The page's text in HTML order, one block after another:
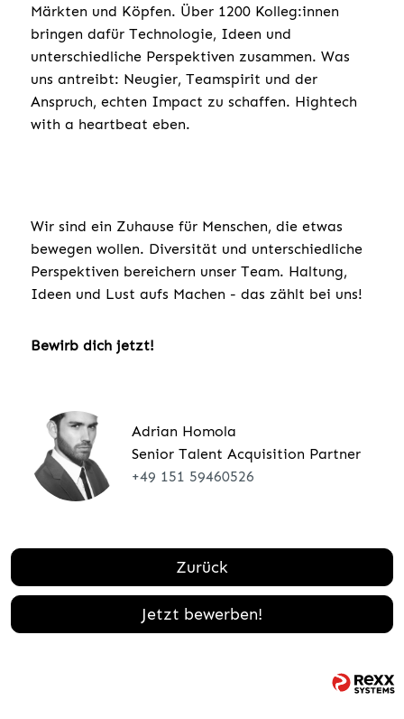
Märkten und Köpfen. Über 1200 Kolleg:innen
bringen dafür Technologie, Ideen und
unterschiedliche Perspektiven zusammen. Was
uns antreibt: Neugier, Teamspirit und der
Anspruch, echten Impact zu schaffen. Hightech
with a heartbeat eben.
Wir sind ein Zuhause für Menschen, die etwas
bewegen wollen. Diversität und unterschiedliche
Perspektiven bereichern unser Team. Haltung,
Ideen und Lust aufs Machen - das zählt bei uns!
Bewirb dich jetzt!
Adrian Homola
Senior Talent Acquisition Partner
+49 151 59460526
Zurück
Jetzt bewerben!